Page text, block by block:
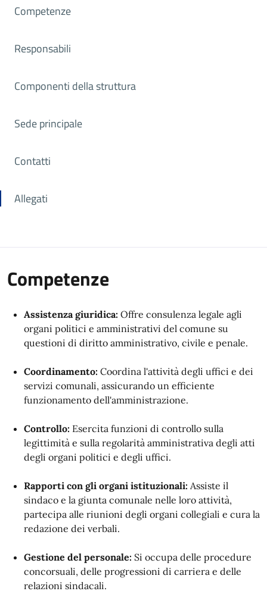
Competenze
Responsabili
Componenti della struttura
Sede principale
Contatti
Allegati
Competenze
Assistenza giuridica: Offre consulenza legale agli
organi politici e amministrativi del comune su
questioni di diritto amministrativo, civile e penale.
Coordinamento: Coordina l'attività degli uffici e dei
servizi comunali, assicurando un efficiente
funzionamento dell'amministrazione.
Controllo: Esercita funzioni di controllo sulla
legittimità e sulla regolarità amministrativa degli atti
degli organi politici e degli uffici.
Rapporti con gli organi istituzionali: Assiste il
sindaco e la giunta comunale nelle loro attività,
partecipa alle riunioni degli organi collegiali e cura la
redazione dei verbali.
Gestione del personale: Si occupa delle procedure
concorsuali, delle progressioni di carriera e delle
relazioni sindacali.